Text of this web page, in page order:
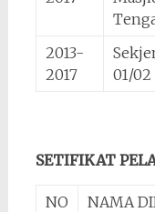
2013-
2017
01/
SETIFIKAT
NO NAMA